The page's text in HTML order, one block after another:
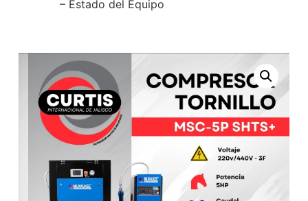
– Estado del Equipo